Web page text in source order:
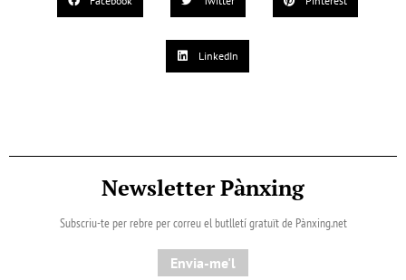
LinkedIn
Newsletter Pànxing
Subscriu-te per rebre per correu el butlletí gratuït de Pànxing.net​
Envia-me'l